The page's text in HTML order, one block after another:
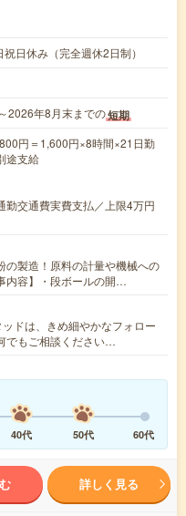
日休み（完全週休2日制）
2026年8月末までの短期
円＝1,600円×8時間×21日勤
途支給
勤交通費実費支払／上限4万円
の製造！原料の計量や機械への
内容】・段ボールの開…
ドは、きめ細やかなフォロー
でもご相談ください…
40代 50代 60代
詳しく見る